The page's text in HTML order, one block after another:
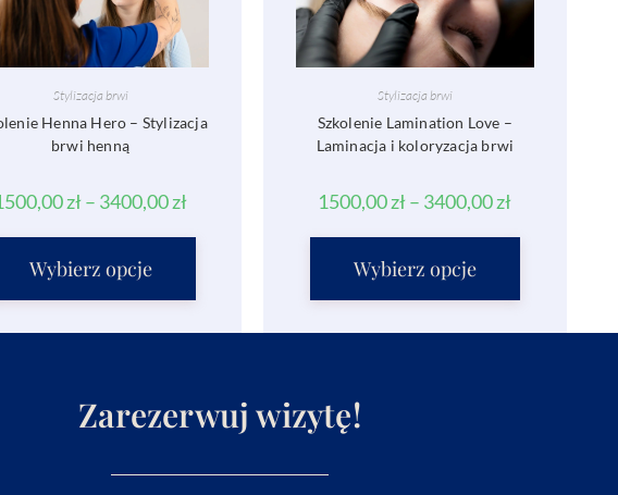
Stylizacja brwi
Henna Hero – Stylizacja
brwi henną
zł– 3400,00zł
Wybierz opcje
Stylizacja brwi
Szkolenie Lamination Love –
Laminacja i koloryzacja brwi
1500,00zł– 3400,00zł
Wybierz opcje
Zarezerwuj wizytę!